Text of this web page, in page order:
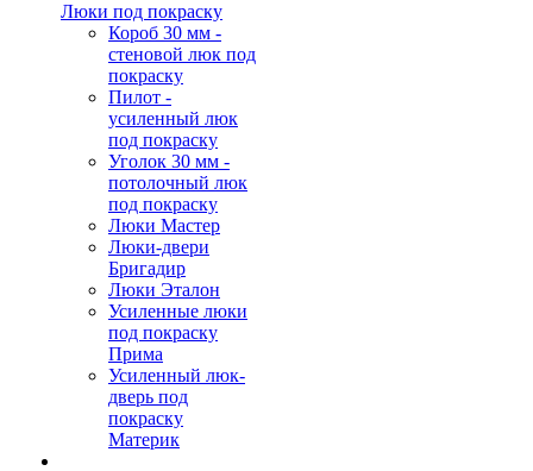
Люки под покраску
Короб 30 мм -
стеновой люк под
покраску
Пилот -
усиленный люк
под покраску
Уголок 30 мм -
потолочный люк
под покраску
Люки Мастер
Люки-двери
Бригадир
Люки Эталон
Усиленные люки
под покраску
Прима
Усиленный люк-
дверь под
покраску
Материк